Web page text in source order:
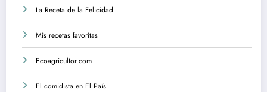
La Receta de la Felicidad
Mis recetas favoritas
Ecoagricultor.com
El comidista en El País